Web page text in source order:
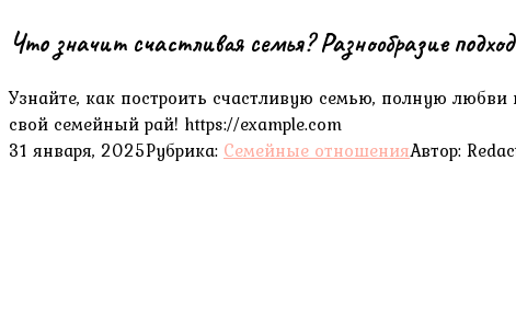
Что значит счастливая семья? Разнообразие
Узнайте, как построить счастливую семью, полную
свой семейный рай! https://example.com
31 января, 2025Рубрика: Семейные отношенияАвтор: